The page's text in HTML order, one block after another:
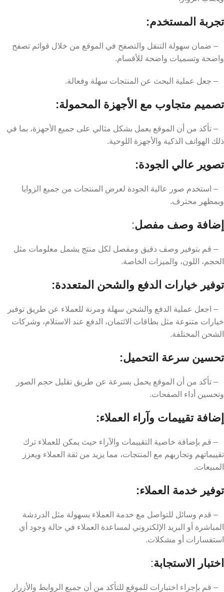
تجربة المستخدم:
– ضمان سهولة التنقل والتصفح في الموقع من خلال قوائم تصفح
واضحة وتسميات واضحة للأقسام.
– جعل عملية البحث عن المنتجات سهلة وفعالة.
تصميم متجاوب مع الأجهزة المحمولة:
– تأكد من أن الموقع يعمل بشكل مثالي على جميع الأجهزة، بما في
ذلك الهواتف الذكية والأجهزة اللوحية.
تصوير عالي الجودة:
– استخدم صور عالية الجودة لعرض المنتجات من جميع الزوايا
وبمظهر محترف.
إضافة وصف مفصل:
– قم بتوفير وصف دقيق ومفصل لكل منتج يشمل معلومات مثل
الحجم، اللون، والميزات الخاصة.
توفير خيارات الدفع والشحن المتعددة:
– اجعل عملية الدفع والشحن سهلة ومرنة للعملاء عن طريق توفير
خيارات متنوعة مثل بطاقات الائتمان، الدفع عند الاستلام، وشركات
الشحن المختلفة.
تحسين سرعة التحميل:
– تأكد من أن الموقع يحمل بسرعة عن طريق تقليل حجم الصور
وتحسين أداء الصفحات.
إضافة تقييمات وآراء العملاء:
– قم بإضافة خاصية التقييمات والآراء حيث يمكن للعملاء ترك
تقييماتهم وتجاربهم مع المنتجات، مما يزيد من ثقة العملاء ويعزز
المبيعات.
توفير خدمة العملاء:
– قدم وسائل للتواصل مع خدمة العملاء بسهولة مثل الدردشة
المباشرة أو البريد الإلكتروني لمساعدة العملاء في حالة وجود أي
استفسارات أو مشكلات.
اختبار الاستجابة:
– قم بإجراء اختبارات للموقع للتأكد من أن جميع الروابط والأزرار